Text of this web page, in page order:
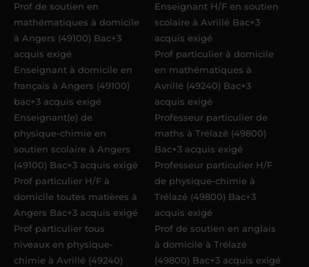
Prof de soutien en
mathématiques à domicile
à Angers (49100) Bac+3
acquis exigé
Enseignant à domicile en
français à Angers (49100)
bac+3 acquis exigé
Enseignant(e) de
physique-chimie en
soutien scolaire à Angers
(49100) Bac+3 acquis exigé
Prof particulier H/F à
domicile toutes matières à
Angers Bac+3 acquis exigé
Prof particulier tous
niveaux en physique-
chimie à Avrillé (49240)
Enseignant H/F en soutien
scolaire à Avrillé Bac+3
acquis exigé
Prof particulier à domicile
en mathématiques à
Avrillé (49240) Bac+3
acquis exigé
Professeur particulier de
maths à Trélazé (49800)
Bac+3 acquis exigé
Professeur particulier H/F
de physique-chimie à
Trélazé (49800) Bac+3
acquis exigé
Prof de soutien en anglais
à domicile à Trélazé
(49800) Bac+3 acquis exigé